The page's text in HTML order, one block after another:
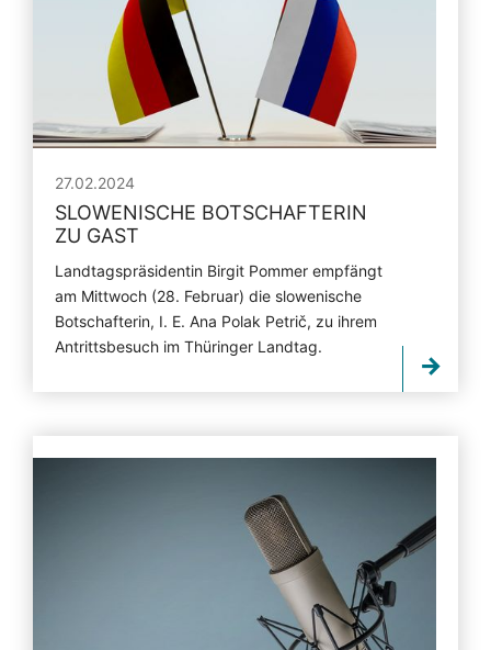
27.02.2024
SLOWENISCHE BOTSCHAFTERIN
ZU GAST
Landtagspräsidentin Birgit Pommer empfängt
am Mittwoch (28. Februar) die slowenische
Botschafterin, I. E. Ana Polak Petrič, zu ihrem
Antrittsbesuch im Thüringer Landtag.